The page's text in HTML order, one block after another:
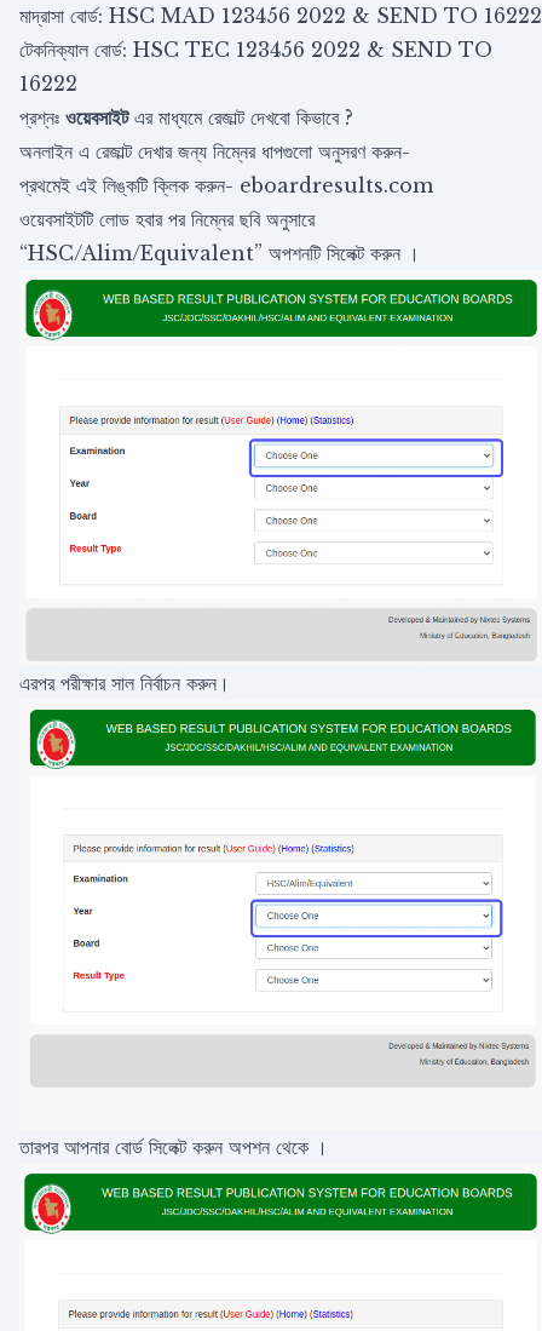
মাদ্রাসা বোর্ড: HSC MAD 123456 2022 & SEND TO 16222
টেকনিক্যাল বোর্ড: HSC TEC 123456 2022 & SEND TO
16222
প্রশ্নঃ ওয়েবসাইটএর মাধ্যমে রেজাল্ট দেখবো কিভাবে ?
অনলাইন এ রেজাল্ট দেখার জন্য নিম্নের ধাপগুলো অনুসরণ করুন-
প্রথমেই এই লিঙ্কটি ক্লিক করুন- eboardresults.com
ওয়েবসাইটটি লোড হবার পর নিম্নের ছবি অনুসারে
“HSC/Alim/Equivalent” অপশনটি সিলেক্ট করুন ।
এরপর পরীক্ষার সাল নির্বাচন করুন।
তারপর আপনার বোর্ড সিলেক্ট করুন অপশন থেকে ।